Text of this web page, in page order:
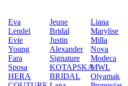
Eva
Lendel
Evie
Young
Fara
Sposa
HERA
Jeune
Bridal
Justin
Alexander
Signature
KOTAPSKA
BRIDAL
Liana
Marylise
Milla
Nova
Modeca
MWL
Olyamak